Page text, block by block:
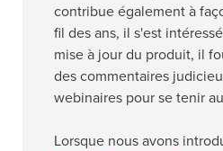
contribue également à
fil des ans, il s'est
mise à jour du produit, il
des commentaires
webinaires pour se tenir
Lorsque nous avons